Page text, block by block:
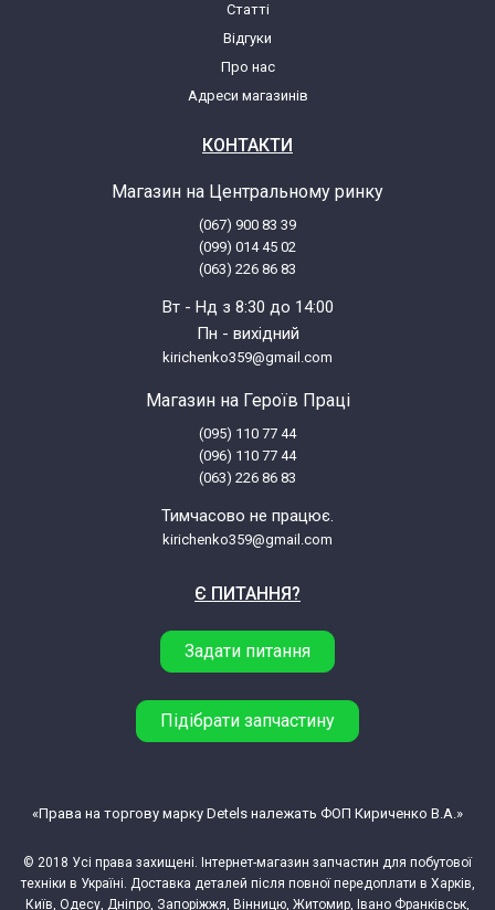
LG E1039SD.ABWPRUS
LG E1069LD.ABWPRUS
LG E1091LD.ABWPRUS
LG E1092ND.ABWPRUS
LG E1092ND5.ALSPRUS
LG E10C9LD.ABWPKIV
LG E1289ND5.ALSPRUS
LG E8069SD.ABWPRUS
LG F0J5NN3W.ABWPKIV
LG F0J5NN3W.ABWQWPL
Статті
Відгуки
Про нас
Адреси магазинів
КОНТАКТИ
Магазин на Центральному ринку
(067) 900 83 39
(099) 014 45 02
(063) 226 86 83
Вт - Нд з 8:30 до 14:00
Пн - вихідний
kirichenko359@gmail.com
Магазин на Героїв Праці
(095) 110 77 44
(096) 110 77 44
(063) 226 86 83
Тимчасово не працює.
kirichenko359@gmail.com
Є ПИТАННЯ?
Задати питання
Підібрати запчастину
© 2018 Усі права захищені. Інтернет-магазин запчастин для побутової
техніки в Україні. Доставка деталей після повної передоплати в Харків,
Київ, Одесу, Дніпро, Запоріжжя, Вінницю, Житомир, Івано Франківськ,
«Права на торгову марку Detels належать ФОП Кириченко В.А.»